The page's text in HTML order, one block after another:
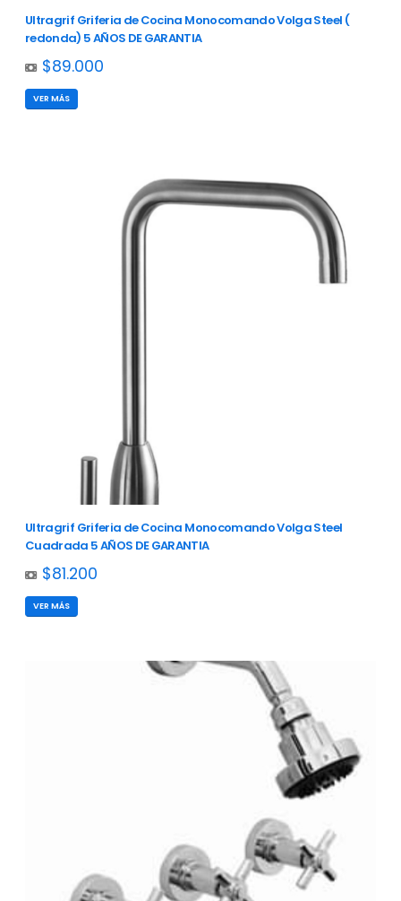
Ultragrif Griferia de Cocina Monocomando Volga Steel (
redonda) 5 AÑOS DE GARANTIA
$89.000
VER MÁS
Ultragrif Griferia de Cocina Monocomando Volga Steel
Cuadrada 5 AÑOS DE GARANTIA
$81.200
VER MÁS